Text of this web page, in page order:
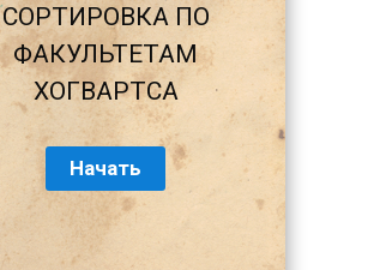
СОРТИРОВКА ПО
ФАКУЛЬТЕТАМ
ХОГВАРТСА